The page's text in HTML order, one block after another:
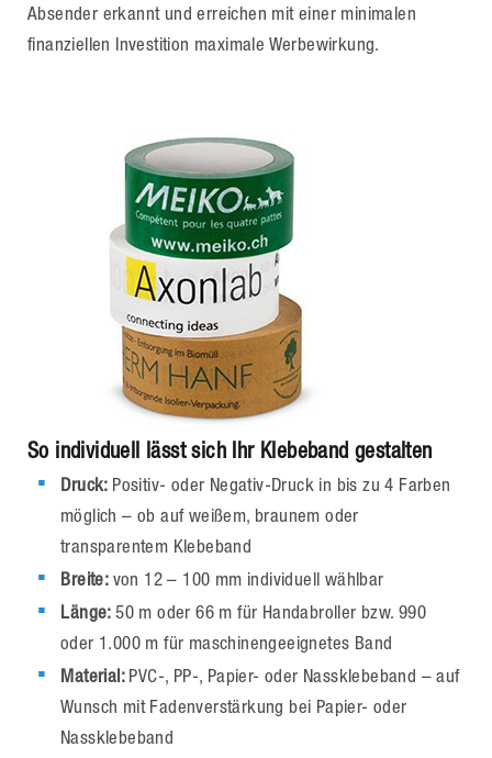
Absender erkannt und erreichen mit einer minimalen
finanziellen Investition maximale Werbewirkung.
So individuell lässt sich Ihr Klebeband gestalten
Druck: Positiv- oder Negativ-Druck in bis zu 4 Farben
möglich – ob auf weißem, braunem oder
transparentem Klebeband
Breite: von 12 – 100 mm individuell wählbar
Länge:50 m oder 66 m für Handabroller bzw. 990
oder 1.000 m für maschinengeeignetes Band
Material: PVC-, PP-, Papier- oder Nassklebeband – auf
Wunsch mit Fadenverstärkung bei Papier- oder
Nassklebeband